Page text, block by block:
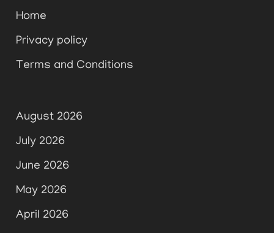
Home
Privacy policy
Terms and Conditions
August 2026
July 2026
June 2026
May 2026
April 2026